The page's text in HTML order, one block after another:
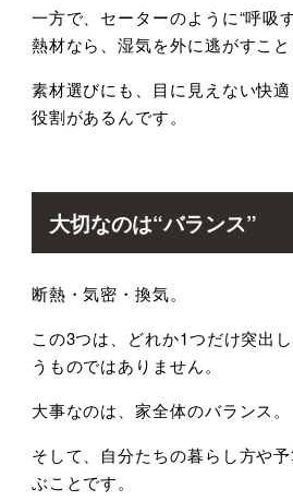
一方で、セーターのように“呼吸
熱材なら、湿気を外に逃がすこと
素材選びにも、目に見えない快
役割があるんです。
大切なのは“バランス”
断熱・気密・換気。
この3つは、どれか1つだけ突出
うものではありません。
大事なのは、家全体のバランス。
そして、自分たちの暮らし方や
ぶことです。